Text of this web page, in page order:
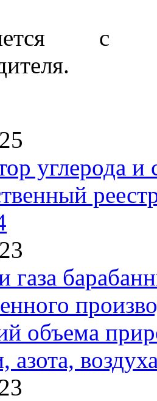
с
углерода
газа
объема
азота,